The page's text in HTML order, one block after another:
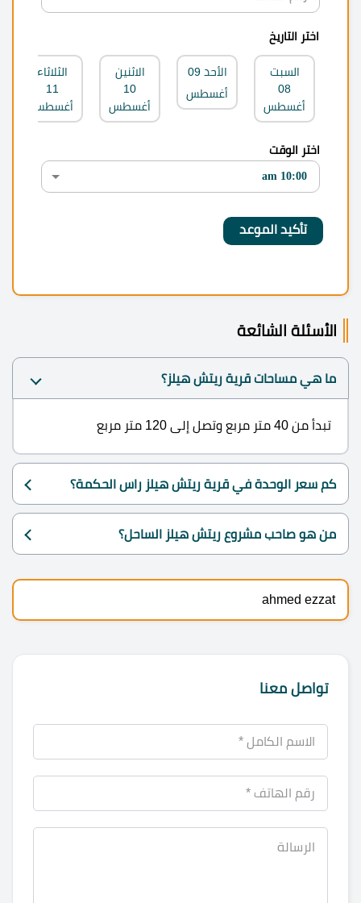
اختر التاريخ
السبت
08
أغسطس
الأحد 09
أغسطس
الاثنين
10
أغسطس
الثلاثاء
11
أغسطس
اختر الوقت
الأسئلة الشائعة
ما هي مساحات قرية ريتش هيلز؟
تبدأ من 40 متر مربع وتصل إلى 120 متر مربع
كم سعر الوحدة في قرية ريتش هيلز راس الحكمة؟
من هو صاحب مشروع ريتش هيلز الساحل؟
ahmed ezzat
تواصل معنا